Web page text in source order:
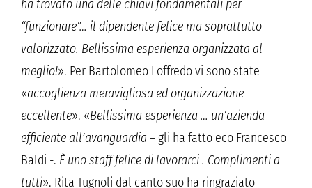
ha trovato una delle chiavi fondamentali per
“funzionare”… il dipendente felice ma soprattutto
valorizzato. Bellissima esperienza organizzata al
meglio!». Per Bartolomeo Loffredo vi sono state
«accoglienza meravigliosa ed organizzazione
eccellente». «Bellissima esperienza … un’azienda
efficiente all’avanguardia – gli ha fatto eco Francesco
Baldi -. È uno staff felice di lavorarci . Complimenti a
tutti». Rita Tugnoli dal canto suo ha ringraziato